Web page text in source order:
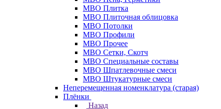
МВО Плитка
МВО Плиточная облицовка
МВО Потолки
МВО Профили
МВО Прочее
МВО Сетки, Скотч
МВО Специальные составы
МВО Шпатлевочные смеси
МВО Штукатурные смеси
Неперемещенная номенклатура (старая)
Плёнки
Назад